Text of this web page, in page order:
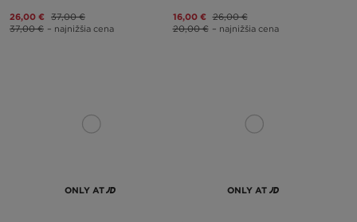
26,00 € 37,00 €
37,00 € – najnižšia cena
16,00 € 26,00 €
20,00 € – najnižšia cena
ONLY AT ONLY AT